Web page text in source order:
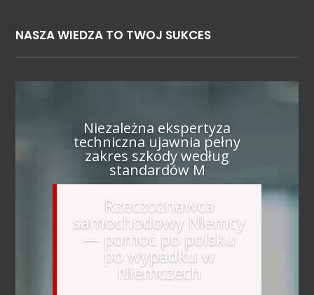
NASZA WIEDZA TO TWOJ SUKCES
Niezależna ekspertyza
techniczna ujawnia pełny
zakres szkody według
standardów M
Rzeczoznawca
samochodowy Niemcy
— pomoc po polsku
po wypadku w
Niemczech